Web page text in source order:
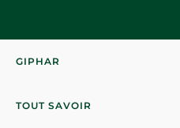
GIPHAR
TOUT SAVOIR